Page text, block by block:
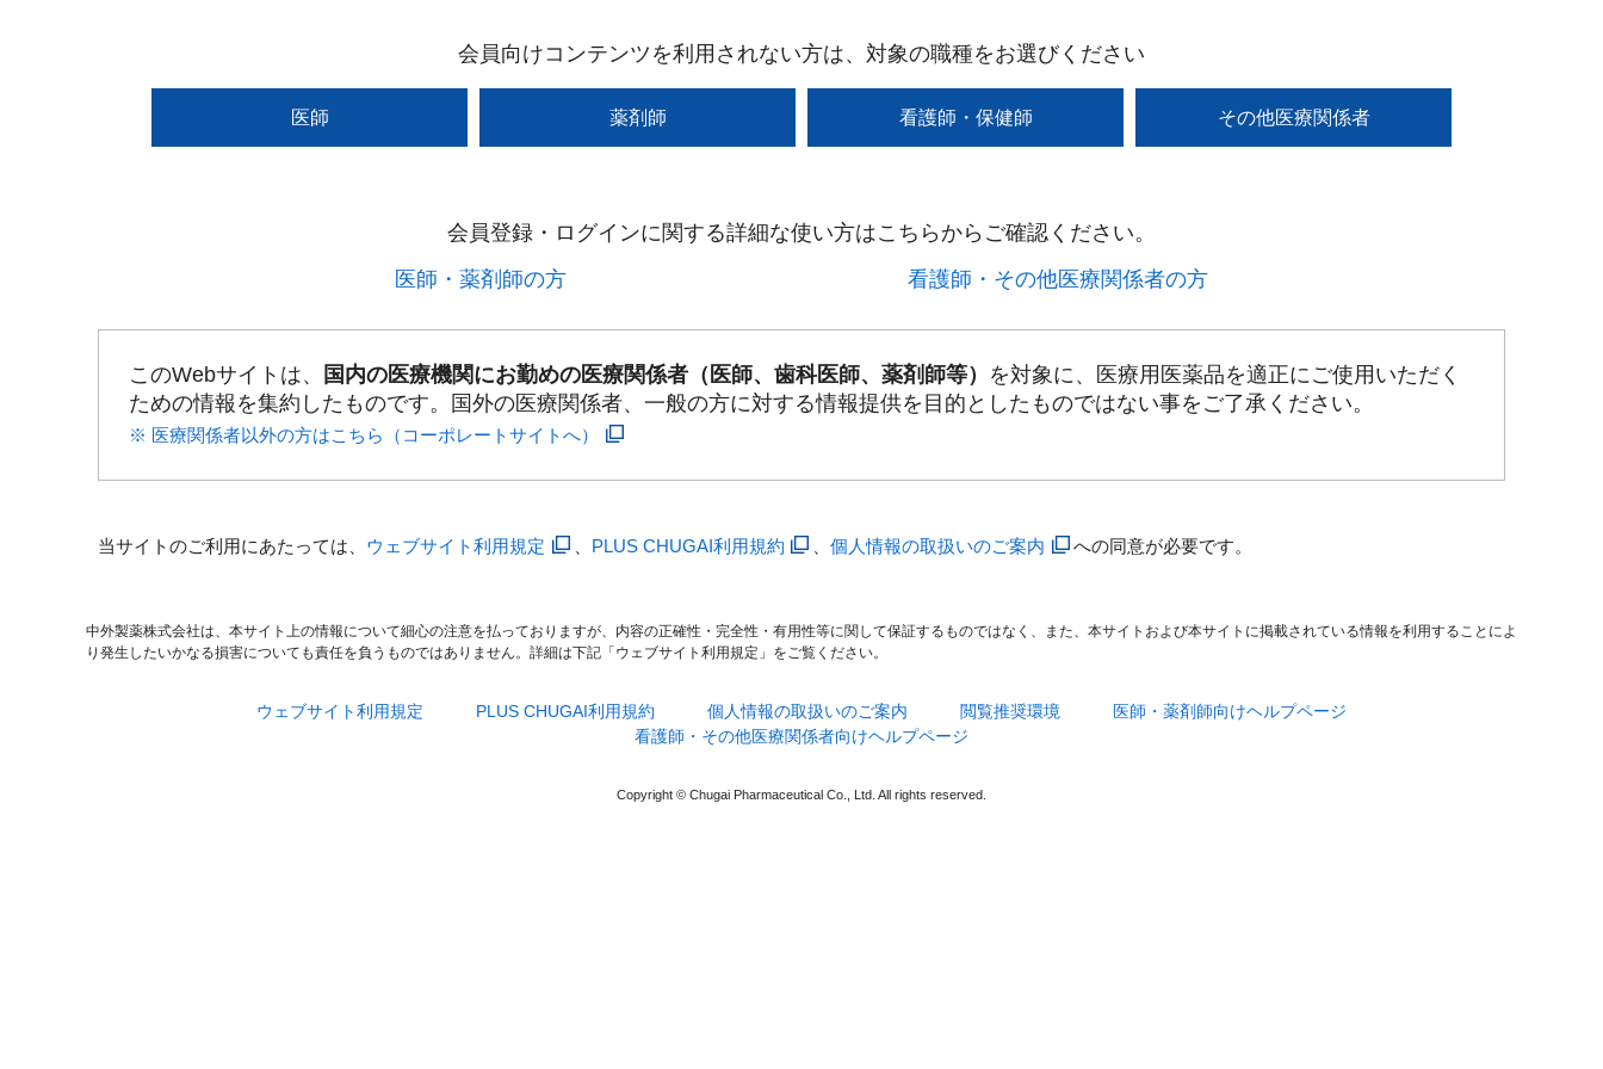
会員向けコンテンツを利用されない方は、対象の職種をお選びください
医師 薬剤師 看護師・保健師 その他医療関係者
会員登録・ログインに関する詳細な使い方はこちらからご確認ください。​
医師・薬剤師の方​
看護師・その他医療関係者の方​
このWebサイトは、 国内の医療機関にお勤めの医療関係者（医師、歯科医師、薬剤師等） を対象に、医療用医薬品を適正にご使用いただく
ための情報を集約したものです。国外の医療関係者、一般の方に対する情報提供を目的としたものではない事をご了承ください。
※ 医療関係者以外の方はこちら（コーポレートサイトへ）
当サイトのご利用にあたっては、 ウェブサイト利用規定 PLUS CHUGAI利用規約 、個人情報の取扱いのご案内 への同意が必要です。
中外製薬株式会社は、本サイト上の情報について細心の注意を払っておりますが、内容の正確性・完全性・有用性等に関して保証するものではなく、また、本サイトおよび本サイトに掲載されている情報を利用することによ
り発生したいかなる損害についても責任を負うものではありません。詳細は下記「ウェブサイト利用規定」をご覧ください。
ウェブサイト利用規定 PLUS CHUGAI利用規約 個人情報の取扱いのご案内 閲覧推奨環境
医師・薬剤師向けヘルプページ
看護師・その他医療関係者向けヘルプページ
Copyright © Chugai Pharmaceutical Co., Ltd. All rights reserved.